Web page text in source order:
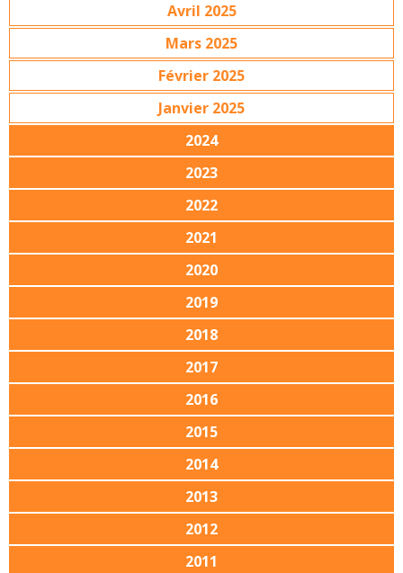
Avril 2025
Mars 2025
Février 2025
Janvier 2025
2024
2023
2022
2021
2020
2019
2018
2017
2016
2015
2014
2013
2012
2011